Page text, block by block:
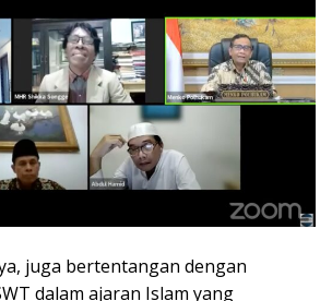
juga bertentangan dengan
dalam ajaran Islam yang